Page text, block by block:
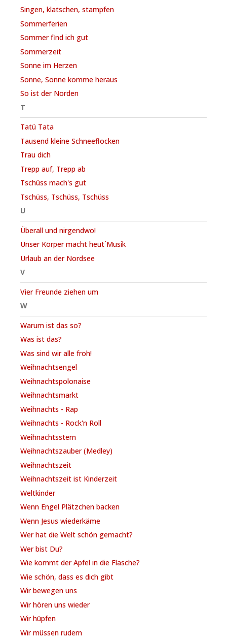
Singen, klatschen, stampfen
Sommerferien
Sommer find ich gut
Sommerzeit
Sonne im Herzen
Sonne, Sonne komme heraus
So ist der Norden
T
Tatü Tata
Tausend kleine Schneeflocken
Trau dich
Trepp auf, Trepp ab
Tschüss mach's gut
Tschüss, Tschüss, Tschüss
U
Überall und nirgendwo!
Unser Körper macht heut´Musik
Urlaub an der Nordsee
V
Vier Freunde ziehen um
W
Warum ist das so?
Was ist das?
Was sind wir alle froh!
Weihnachtsengel
Weihnachtspolonaise
Weihnachtsmarkt
Weihnachts - Rap
Weihnachts - Rock'n Roll
Weihnachtsstern
Weihnachtszauber (Medley)
Weihnachtszeit
Weihnachtszeit ist Kinderzeit
Weltkinder
Wenn Engel Plätzchen backen
Wenn Jesus wiederkäme
Wer hat die Welt schön gemacht?
Wer bist Du?
Wie kommt der Apfel in die Flasche?
Wie schön, dass es dich gibt
Wir bewegen uns
Wir hören uns wieder
Wir hüpfen
Wir müssen rudern